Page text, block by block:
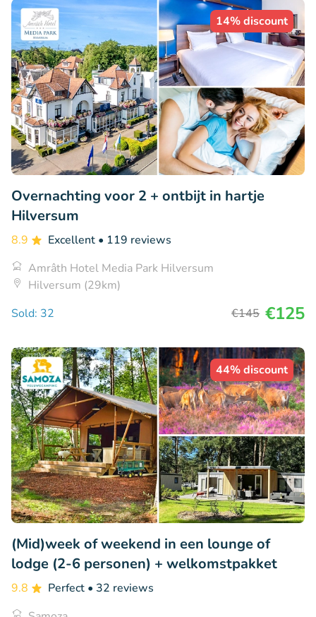
14% discount
Overnachting voor 2 + ontbijt in hartje
Hilversum
8.9 Excellent • 119 reviews
Amrâth Hotel Media Park Hilversum
Hilversum (29km)
Sold: 32
€145 €125
44% discount
(Mid)week of weekend in een lounge of
lodge (2-6 personen) + welkomstpakket
9.8 Perfect • 32 reviews